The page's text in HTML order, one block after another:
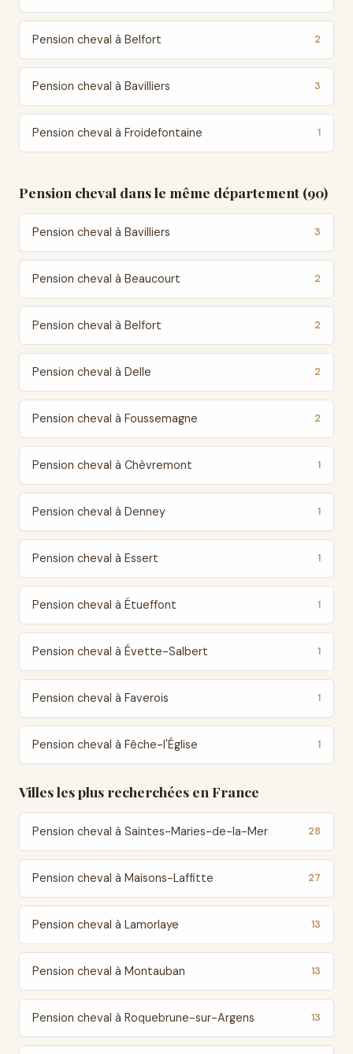
Pension cheval à Belfort 2
Pension cheval à Bavilliers 3
Pension cheval à Froidefontaine 1
Pension cheval dans le même département (90)
Pension cheval à Bavilliers 3
Pension cheval à Beaucourt 2
Pension cheval à Belfort 2
Pension cheval à Delle 2
Pension cheval à Foussemagne 2
Pension cheval à Chèvremont 1
Pension cheval à Denney 1
Pension cheval à Essert 1
Pension cheval à Étueffont 1
Pension cheval à Évette-Salbert 1
Pension cheval à Faverois 1
Pension cheval à Fêche-l'Église 1
Villes les plus recherchées en France
Pension cheval à Saintes-Maries-de-la-Mer 28
Pension cheval à Maisons-Laffitte 27
Pension cheval à Lamorlaye 13
Pension cheval à Montauban 13
Pension cheval à Roquebrune-sur-Argens 13